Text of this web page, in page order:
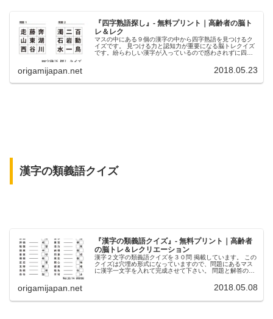
『四字熟語探し』- 無料プリント｜高齢者の脳ト
レ＆レク
マスの中にある９個の漢字の中から四字熟語を見つけるク
イズです。 見つける力と認知力が重要になる脳トレクイズ
です。紛らわしい漢字が入っているので惑わされずに四字
もなります。 隠されている四字熟語は、大抵の人が知っ
ているものばかりですし、高齢者の方は漢字が四字熟語が
す。
origamijapan.net 2018.05.23
漢字の類義語クイズ
『漢字の類義語クイズ』- 無料プリント｜高齢者
の脳トレ＆レクリエーション
漢字２文字の類義語クイズを３０問 掲載しています。 この
クイズは穴埋め形式になっていますので、問題にあるマス
に漢字一文字を入れて完成させて下さい。 問題と解答のプ
origamijapan.net 2018.05.08